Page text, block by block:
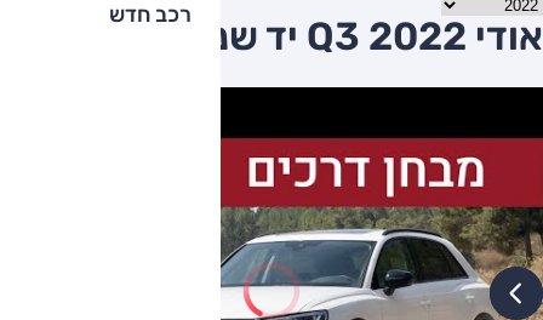
רכב חדש
אודי Q3 2022 יד שניה